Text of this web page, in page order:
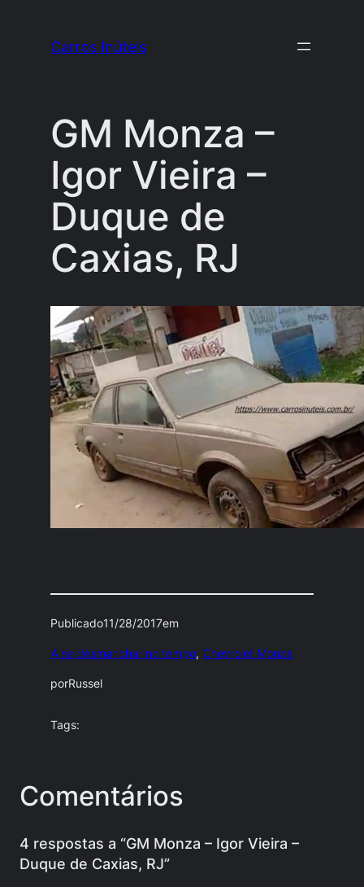
Carros Inúteis
GM Monza –
Igor Vieira –
Duque de
Caxias, RJ
Publicado11/28/2017em
A se desmanchar no tempo, Chevrolet Monza
porRussel
Tags:
Comentários
4 respostas a “GM Monza – Igor Vieira –
Duque de Caxias, RJ”